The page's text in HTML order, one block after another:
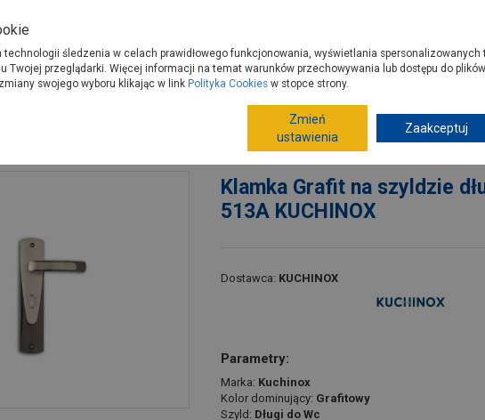
Produkty Gdzie kupisz Porady
Akcesoria do drzwi
na szyldzie długim WC - KJG 513A KUCHINOX
Klamka Grafit na szyldzie
513A KUCHINOX
Dostawca: KUCHINOX
Parametry:
Marka: Kuchinox
Kolor dominujący: Grafitowy
Szyld: Długi do Wc
śledzenia w celach prawidłowego funkcjonowania, wyświetlania
Twojej przeglądarki. Więcej informacji na temat warunków przechowywania lub dostępu do
swojego wyboru klikając w link Polityka Cookies w stopce strony.
Zmień
ustawienia
Zaakceptuj